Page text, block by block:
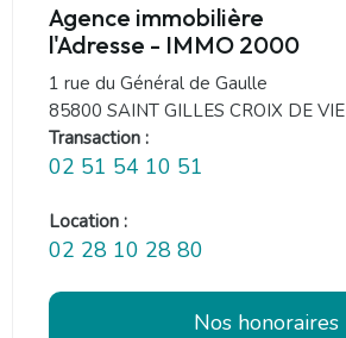
Agence immobilière
l'Adresse - IMMO 2000
1 rue du Général de Gaulle
85800 SAINT GILLES CROIX DE VIE
Transaction :
02 51 54 10 51
Location :
02 28 10 28 80
Nos honoraires